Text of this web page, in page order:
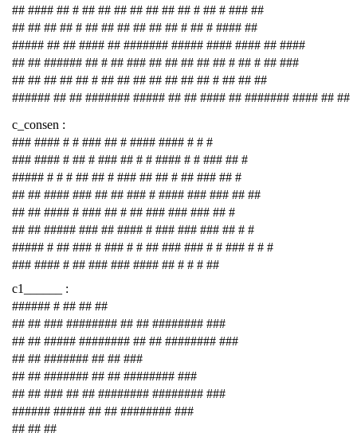
## #### ## # ## ## ## ## ## ## ## # ## # ### ##
## ## ## ## # ## ## ## ## ## ## # ## # #### ##
##### ## ## #### ## ####### ##### #### #### ## ####
## ## ###### ## # ## ### ## ## ## ## ## # ## # ## ###
## ## ## ## ## # ## ## ## ## ## ## ## # ## ## ##
###### ## ## ####### ##### ## ## #### ## ####### #### ## ##
c_consen :
### #### # # ### ## # #### #### # # #
### #### # ## # ### ## # # #### # # ### ## #
##### # # # ## ## # ### ## ## # ## ### ## #
## ## #### ### ## ## ### # #### ### ### ## ##
## ## #### # ### ## # ## ### ### ### ## #
## ## ##### ### ## #### # ### ### ### ## # #
##### # ## ### # ### # # ## ### ### # # ### # # #
### #### # ## ### ### #### ## # # # ##
c1______ :
###### # ## ## ##
## ## ### ######## ## ## ######## ###
## ## ##### ######## ## ## ######## ###
## ## ####### ## ## ###
## ## ####### ## ## ######## ###
## ## ### ## ## ######## ######## ###
###### ##### ## ## ######## ###
## ## ##